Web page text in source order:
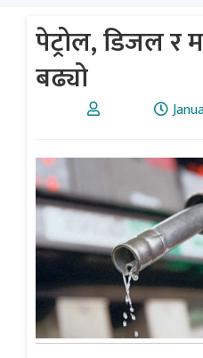
पेट्रोल, डिजल र
बढ्यो